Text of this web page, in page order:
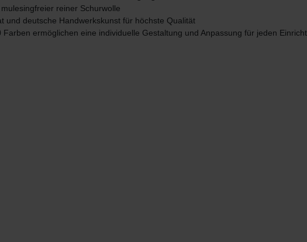
reiner Schurwolle
und deutsche Handwerkskunst für höchste Qualität
Farben ermöglichen eine individuelle Gestaltung und Anpassung für jeden